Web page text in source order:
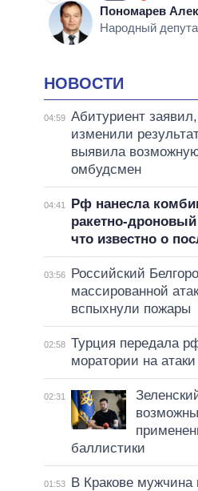
Пономарев
Народный
НОВОСТИ
04:59 Абитуриент
изменили
выявила
омбудсмен
04:41
Рф нанесла
ракетно-
что известно о
03:56
Российский
массированной
вспыхнули пожары
02:58 Турция передала
моратории на
02:31
баллистики
01:53
В Кракове мужчина